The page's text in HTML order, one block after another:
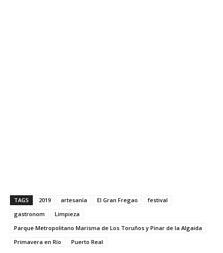
TAGS 2019 artesanía El Gran Fregao
festival
gastronom
Limpieza
Parque Metropolitano Marisma de Los Toruños y Pinar de la Algaida
Primavera en Río
Puerto Real